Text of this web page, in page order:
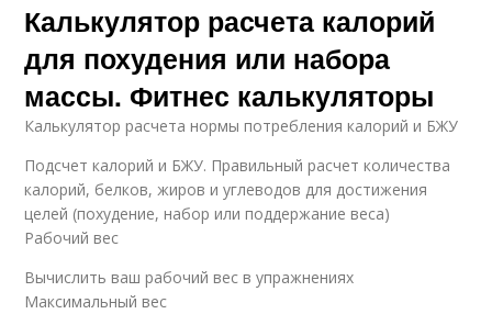
Калькулятор расчета калорий
для похудения или набора
массы. Фитнес калькуляторы
Калькулятор расчета нормы потребления калорий и БЖУ
Подсчет калорий и БЖУ. Правильный расчет количества
калорий, белков, жиров и углеводов для достижения
целей (похудение, набор или поддержание веса)
Рабочий вес
Вычислить ваш рабочий вес в упражнениях
Максимальный вес